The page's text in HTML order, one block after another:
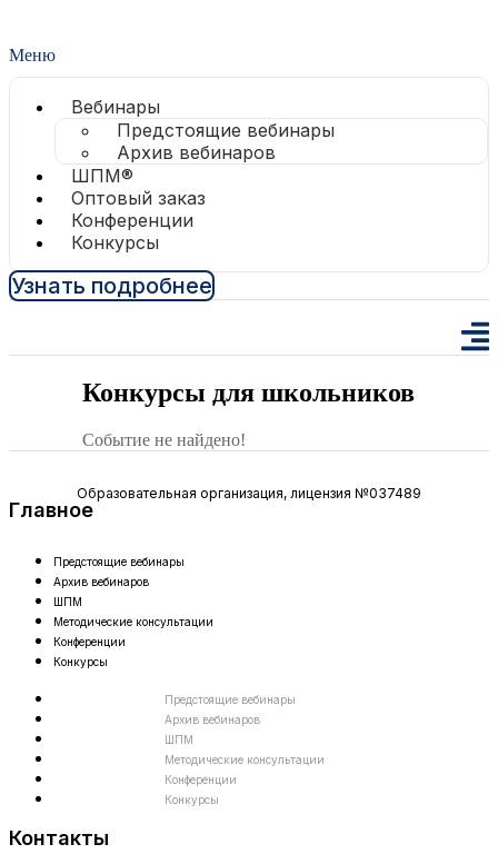
Меню
Вебинары
Предстоящие вебинары
Архив вебинаров
ШПМ®
Оптовый заказ
Конференции
Конкурсы
Узнать подробнее
Конкурсы для школьников
Событие не найдено!
Образовательная организация, лицензия №037489
Главное
Предстоящие вебинары
Архив вебинаров
ШПМ
Методические консультации
Конференции
Конкурсы
Предстоящие вебинары
Архив вебинаров
ШПМ
Методические консультации
Конференции
Конкурсы
Контакты